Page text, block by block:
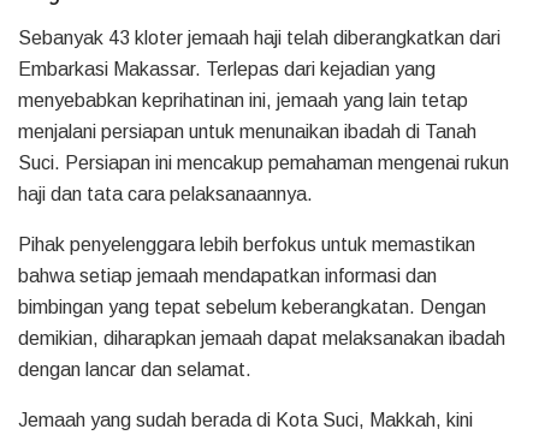
Sebanyak 43 kloter jemaah haji telah diberangkatkan dari
Embarkasi Makassar. Terlepas dari kejadian yang
menyebabkan keprihatinan ini, jemaah yang lain tetap
menjalani persiapan untuk menunaikan ibadah di Tanah
Suci. Persiapan ini mencakup pemahaman mengenai rukun
haji dan tata cara pelaksanaannya.
Pihak penyelenggara lebih berfokus untuk memastikan
bahwa setiap jemaah mendapatkan informasi dan
bimbingan yang tepat sebelum keberangkatan. Dengan
demikian, diharapkan jemaah dapat melaksanakan ibadah
dengan lancar dan selamat.
Jemaah yang sudah berada di Kota Suci, Makkah, kini